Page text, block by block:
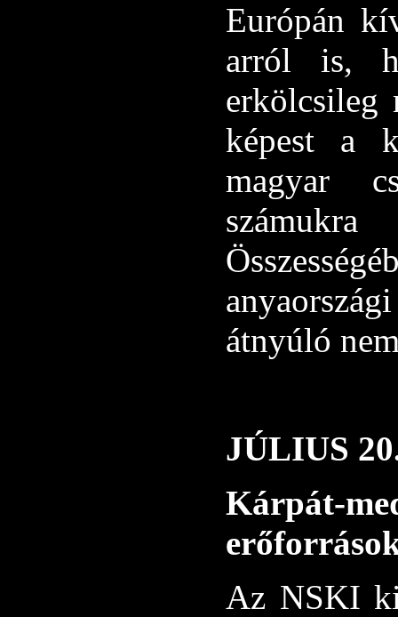
Európán
arról is,
erkölcsileg
képest a
magyar
átnyúló
JÚLIUS
Kárpát-
Az NSKI